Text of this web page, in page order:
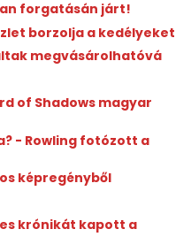
forgatásán járt!
borzolja a kedélyeket
megvásárolhatóvá
of Shadows magyar
- Rowling fotózott a
képregényből
krónikát kapott a